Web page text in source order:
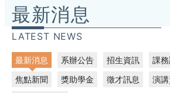
最新消息
LATEST NEWS
最新消息 系辦公告 招生資訊 課
焦點新聞
獎助學金 徵才訊息 演